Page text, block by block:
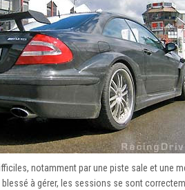
notamment par une piste sale et une
à gérer, les sessions se sont